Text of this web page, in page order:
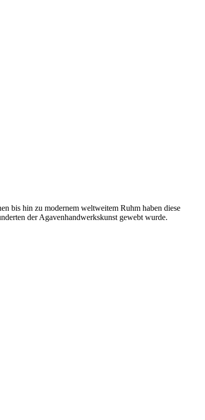
bis hin zu modernem weltweitem Ruhm haben diese
der Agavenhandwerkskunst gewebt wurde.